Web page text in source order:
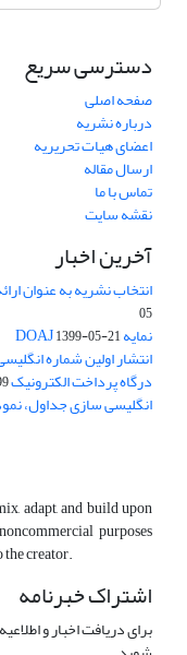
دسترسی سریع
صفحه اصلی
درباره نشریه
اعضای هیات تحریریه
ارسال مقاله
تماس با ما
نقشه سایت
آخرین اخبار
انتخاب نشریه به عنوان
05
نمایه DOAJ1399-05-21
انتشار اولین شماره
درگاه پرداخت الکترونیک
انگلیسی سازی جداول،
adapt, and build upon
purposes
creator.
اشتراک خبرنامه
برای دریافت اخبار و